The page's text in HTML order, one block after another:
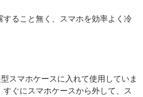
すること無く、スマホを効率よく冷
スマホケースに入れて使用していま
ぐにスマホケースから外して、ス